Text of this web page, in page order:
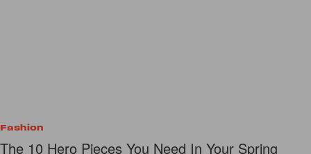
Fashion
The 10 Hero Pieces You Need In Your Spring